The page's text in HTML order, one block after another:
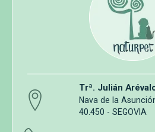
Trª. Julián
Nava de la
40.450 - SEGOVIA